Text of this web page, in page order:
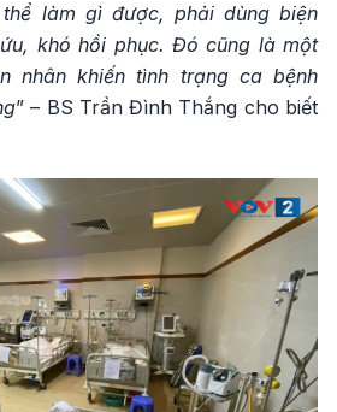
làm gì được, phải dùng biện
khó hồi phục. Đó cũng là một
nhân khiến tình trạng ca bệnh
” – BS Trần Đình Thắng cho biết